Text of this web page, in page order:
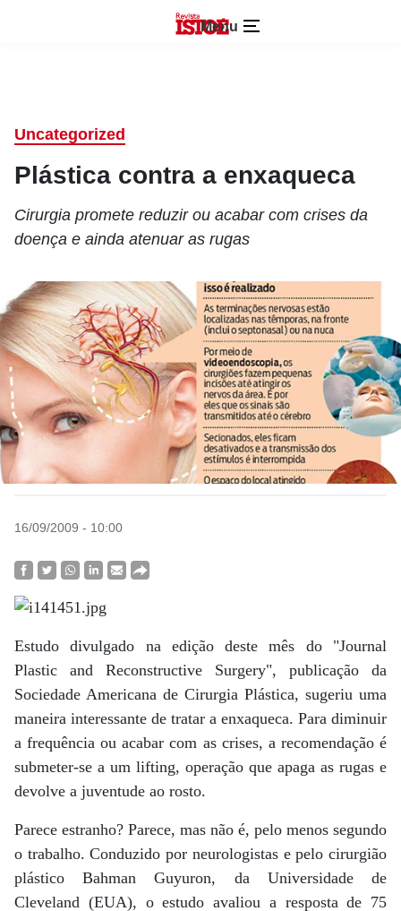
Menu
Uncategorized
Plástica contra a enxaqueca
Cirurgia promete reduzir ou acabar com crises da
doença e ainda atenuar as rugas
16/09/2009 - 10:00
Estudo divulgado na edição deste mês do "Journal
Plastic and Reconstructive Surgery", publicação da
Sociedade Americana de Cirurgia Plástica, sugeriu uma
maneira interessante de tratar a enxaqueca. Para diminuir
a frequência ou acabar com as crises, a recomendação é
submeter-se a um lifting, operação que apaga as rugas e
devolve a juventude ao rosto.
Parece estranho? Parece, mas não é, pelo menos segundo
o trabalho. Conduzido por neurologistas e pelo cirurgião
plástico Bahman Guyuron, da Universidade de
Cleveland (EUA), o estudo avaliou a resposta de 75